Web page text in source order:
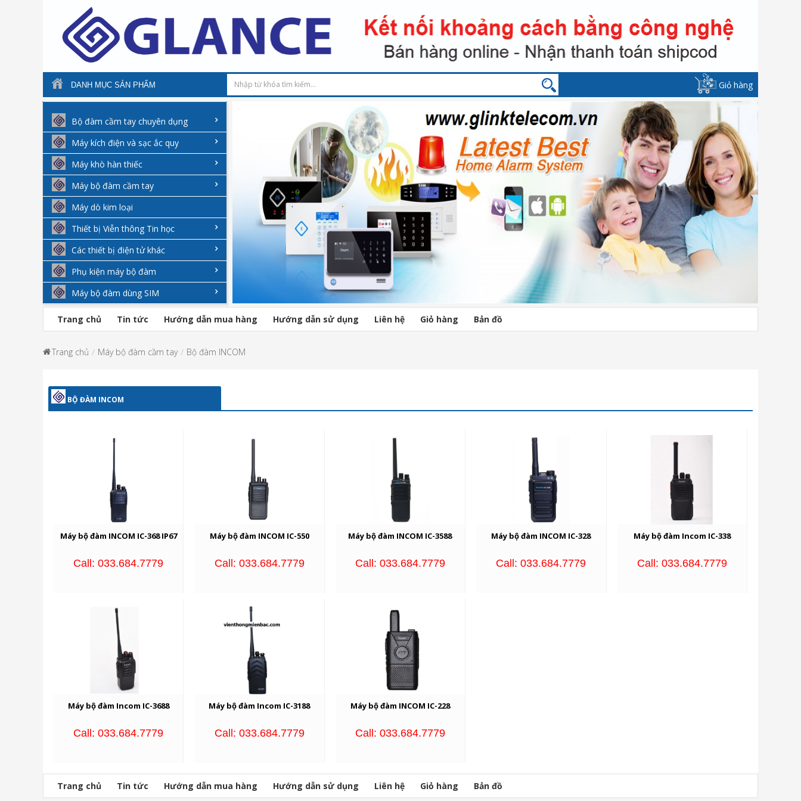
DANH MỤC SẢN PHẨM Giỏ hàng
Bộ đàm cầm tay chuyên dụng
Máy kích điện và sạc ắc quy
Máy khò hàn thiếc
Máy bộ đàm cầm tay
Máy dò kim loại
Thiết bị Viễn thông Tin học
Các thiết bị điện tử khác
Phụ kiện máy bộ đàm
Máy bộ đàm dùng SIM
Trang chủ Tin tức Hướng dẫn mua hàng Hướng dẫn sử dụng Liên hệ Giỏ hàng Bản đồ
Trang chủ Máy bộ đàm cầm tay Bộ đàm INCOM
BỘ ĐÀM INCOM
Máy bộ đàm INCOM IC-368 IP67
Call: 033.684.7779
Máy bộ đàm INCOM IC-550
Call: 033.684.7779
Máy bộ đàm INCOM IC-3588
Call: 033.684.7779
Máy bộ đàm INCOM IC-328
Call: 033.684.7779
Máy bộ đàm Incom IC-338
Call: 033.684.7779
Máy bộ đàm Incom IC-3688
Call: 033.684.7779
Máy bộ đàm Incom IC-3188
Call: 033.684.7779
Máy bộ đàm INCOM IC-228
Call: 033.684.7779
Trang chủ Tin tức Hướng dẫn mua hàng Hướng dẫn sử dụng Liên hệ Giỏ hàng Bản đồ